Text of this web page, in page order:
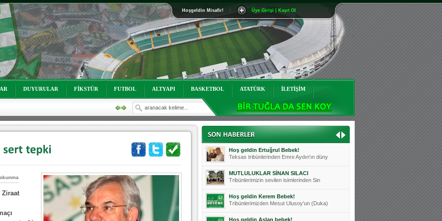
Hoşgeldin Misafir! Üye Girişi | Kayıt Ol
DUYURULAR FİKSTÜR FUTBOL ALTYAPI BASKETBOL ATATÜRK İLETİŞİM
Ziraat
Mutluluklar Ceyhun Tetik
Teksas tribünlerinin sevilen isimlerinde
Bursasporumuzun önü açılsın is
Teksaslı Bursasporlular Derneği Başkanı
Hoş geldin Alaz Bebek!
Teksas.org sistem yöneticisi, ekibimizin
Hoş geldin Göktuğ Bebek!
Teksas.org ekibimizden ve tribünlerimizi
Hoş geldin Kadir Kağan Bebek!
Teksas tribünlerinden Basri İleri'nin dü
Hoş geldin Ertuğrul Bebek!
Teksas tribünlerinden Emre Aydın'ın düny
MUTLULUKLAR SİNAN SILACI
Tribünlerimizin sevilen isimlerinden Sin
Hoş geldin Kerem Bebek!
Tribünlerimizden Mesut Ulusoy'un (Duka)
Hoş geldin Aslan bebek!